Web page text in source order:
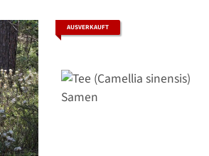
AUSVERKAUFT